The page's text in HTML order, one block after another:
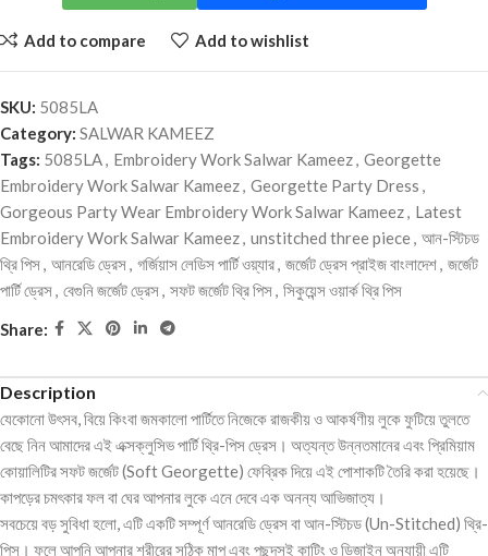
Add to compare Add to wishlist
SKU: 5085LA
Category: SALWAR KAMEEZ
Tags: 5085LA, Embroidery Work Salwar Kameez, Georgette
Embroidery Work Salwar Kameez, Georgette Party Dress ,
Gorgeous Party Wear Embroidery Work Salwar Kameez, Latest
Embroidery Work Salwar Kameez, unstitched three piece, আন-স্টিচড
থ্রি পিস, আনরেডি ড্রেস, গর্জিয়াস লেডিস পার্টি ওয়্যার, জর্জেট ড্রেস প্রাইজ বাংলাদেশ, জর্জেট
পার্টি ড্রেস, বেগুনি জর্জেট ড্রেস, সফট জর্জেট থ্রি পিস, সিকুয়েন্স ওয়ার্ক থ্রি পিস
Share:
Description
যেকোনো উৎসব, বিয়ে কিংবা জমকালো পার্টিতে নিজেকে রাজকীয় ও আকর্ষণীয় লুকে ফুটিয়ে তুলতে
বেছে নিন আমাদের এই এক্সক্লুসিভ পার্টি থ্রি-পিস ড্রেস। অত্যন্ত উন্নতমানের এবং প্রিমিয়াম
কোয়ালিটির সফট জর্জেট (Soft Georgette) ফেব্রিক দিয়ে এই পোশাকটি তৈরি করা হয়েছে।
কাপড়ের চমৎকার ফল বা ঘের আপনার লুকে এনে দেবে এক অনন্য আভিজাত্য।
সবচেয়ে বড় সুবিধা হলো, এটি একটি সম্পূর্ণ আনরেডি ড্রেস বা আন-স্টিচড (Un-Stitched) থ্রি-
পিস। ফলে আপনি আপনার শরীরের সঠিক মাপ এবং পছন্দসই কাটিং ও ডিজাইন অনুযায়ী এটি